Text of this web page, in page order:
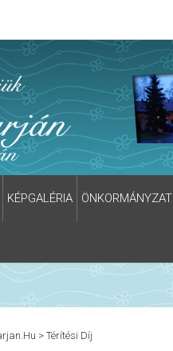
KÉPGALÉRIA ÖNKORMÁNYZAT
> Térítési Díj